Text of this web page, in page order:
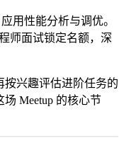
用性能分析与调优。
师面试锁定名额，深
按兴趣评估进阶任务的
Meetup 的核心节